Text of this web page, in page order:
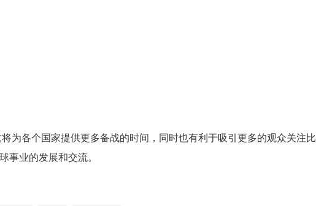
为各个国家提供更多备战的时间，同时也有利于吸引更多的观众关注比
业的发展和交流。